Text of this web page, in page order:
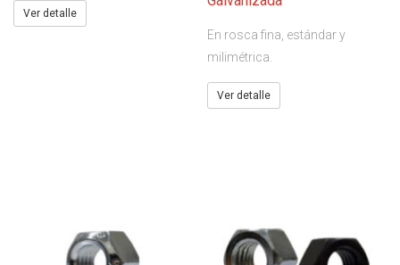
Ver detalle
En rosca fina, estándar y
milimétrica.
Ver detalle